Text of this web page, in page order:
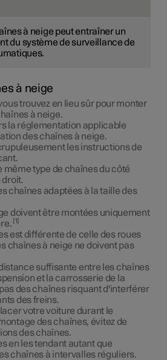
à neige peut entraîner un
du système de surveillance de
à neige
trouvez en lieu sûr pour monter
à neige.
la réglementation applicable
des chaînes à neige.
les instructions de
même type de chaînes du côté
droit.
chaînes adaptées à la taille des
doivent être montées uniquement
1
est différente de celle des roues
chaînes à neige ne doivent pas
suffisante entre les chaînes
et la carrosserie de la
des chaînes risquant d'interférer
des freins.
votre voiture durant le
des chaînes, évitez de
des chaînes.
en les tendant autant que
chaînes à intervalles réguliers.